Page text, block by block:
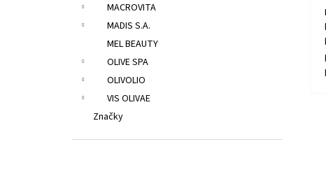
MACROVITA
MADIS S.A.
MEL BEAUTY
OLIVE SPA
OLIVOLIO
VIS OLIVAE
Značky